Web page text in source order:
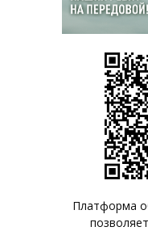
Платформа